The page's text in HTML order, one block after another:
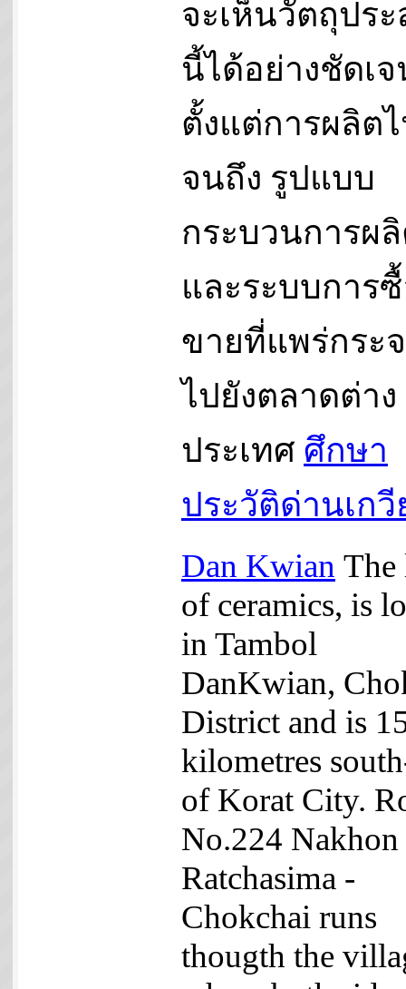
จะเห็นวัตถุปร
นี้ได้อย่างชัดเ
ตั้งแต่การผลิต
จนถึง รูปแบบ
กระบวนการผ
และระบบการ
ขายที่แพร่กระ
ไปยังตลาดต่าง
ประเทศ ศึกษา
ประวัติด่านเก
Dan Kwian The
of ceramics, is
in Tambol
DanKwian,
District and is
kilometres
of Korat City.
No.224 Nakhon
Ratchasima -
Chokchai runs
thougth the